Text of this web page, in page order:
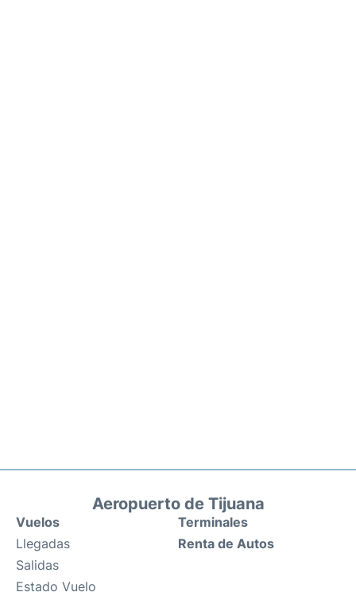
Aeropuerto de Tijuana
Vuelos
Llegadas
Salidas
Estado Vuelo
Terminales
Renta de Autos